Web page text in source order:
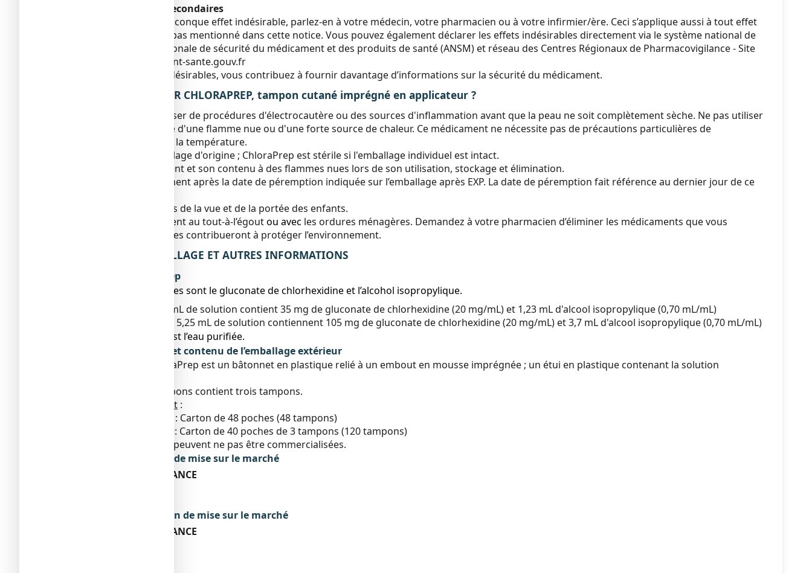
Déclaration des effets secondaires
Si vous ressentez un quelconque effet indésirable, parlez-en à votre médecin, votre pharmacien ou à votre infirmier/ère. Ceci s’applique aussi à tout effet
indésirable qui ne serait pas mentionné dans cette notice. Vous pouvez également déclarer les effets indésirables directement via le système national de
déclaration : Agence nationale de sécurité du médicament et des produits de santé (ANSM) et réseau des Centres Régionaux de Pharmacovigilance - Site
www.signalement-sante.gouv.fr
En signalant les effets indésirables, vous contribuez à fournir davantage d’informations sur la sécurité du médicament.
5. COMMENT CONSERVER CHLORAPREP, tampon cutané imprégné en applicateur ?
Inflammable. Ne pas utiliser de procédures d'électrocautère ou des sources d'inflammation avant que la peau ne soit complètement sèche. Ne pas utiliser
en fumant ou à proximité d'une flamme nue ou d'une forte source de chaleur. Ce médicament ne nécessite pas de précautions particulières de
conservation concernant la température.
À conserver dans l'emballage d'origine ; ChloraPrep est stérile si l'emballage individuel est intact.
Éviter d’exposer le récipient et son contenu à des flammes nues lors de son utilisation, stockage et élimination.
N’utilisez pas ce médicament après la date de péremption indiquée sur l’emballage après EXP. La date de péremption fait référence au dernier jour de ce
Tenir ce médicament hors de la vue et de la portée des enfants.
Ne jetez aucun médicament au tout-à-l’égoutou avec les ordures ménagères. Demandez à votre pharmacien d’éliminer les médicaments que vous
n’utilisez plus. Ces mesures contribueront à protéger l’environnement.
6. CONTENU DE L’EMBALLAGE ET AUTRES INFORMATIONS
Ce que contient ChloraPrep
● Les substances actives sont le gluconate de chlorhexidine et l’alcohol isopropylique.
Chaque tampon de 1,75 mL de solution contient 35 mg de gluconate de chlorhexidine (20 mg/mL) et 1,23 mL d'alcool isopropylique (0,70 mL/mL)
Trois tampons contenant 5,25 mL de solution contiennent 105 mg de gluconate de chlorhexidine (20 mg/mL) et 3,7 mL d'alcool isopropylique (0,70 mL/mL)
● L’autre composant est l’eau purifiée.
Qu’est-ce que ChloraPrep et contenu de l’emballage extérieur
La présentation de ChloraPrep est un bâtonnet en plastique relié à un embout en mousse imprégnée ; un étui en plastique contenant la solution
Le paquet de triples tampons contient trois tampons.
Taille du conditionnement :
1,75 mL (tampon unique) : Carton de 48 poches (48 tampons)
5,25 mL (tampons triples): Carton de 40 poches de 3 tampons (120 tampons)
Toutes les présentations peuvent ne pas être commercialisées.
Titulaire de l’autorisation de mise sur le marché
BECTON DICKINSON FRANCE
Exploitant de l’autorisation de mise sur le marché
BECTON DICKINSON FRANCE